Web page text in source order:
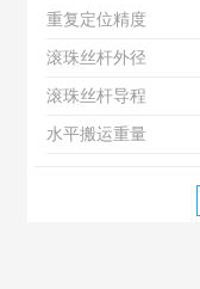
重复定位精度
滚珠丝杆外径
滚珠丝杆导程
水平搬运重量